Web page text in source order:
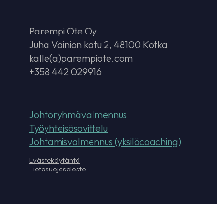
Parempi Ote Oy
Juha Vainion katu 2, 48100 Kotka
kalle(a)parempiote.com
+358 442 029916
Johtoryhmävalmennus
Työyhteisösovittelu
Johtamisvalmennus (yksilöcoaching)
Evästekäytäntö
Tietosuojaseloste